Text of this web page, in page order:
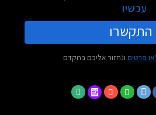
עכשיו
התקשרו
פרטים ונחזור אליכם בהקדם